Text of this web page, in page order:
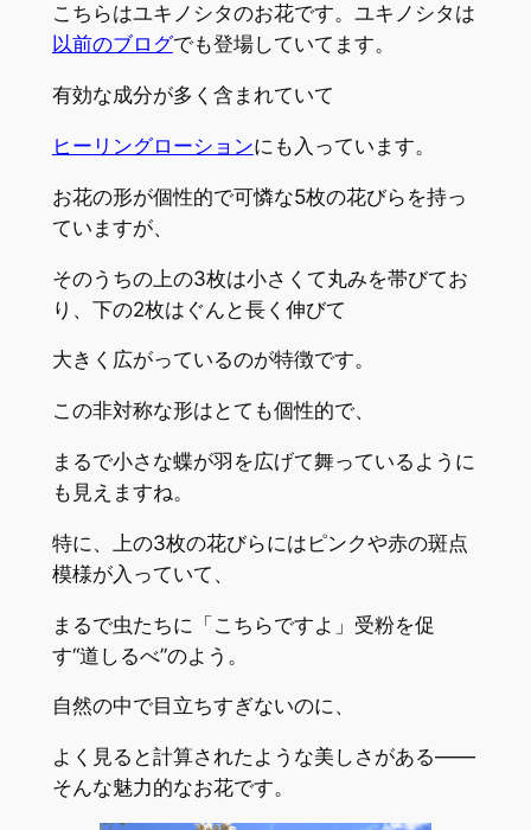
こちらはユキノシタのお花です。ユキノシタは
以前のブログでも登場していてます。
有効な成分が多く含まれていて
ヒーリングローションにも入っています。
お花の形が個性的で可憐な5枚の花びらを持っ
ていますが、
そのうちの上の3枚は小さくて丸みを帯びてお
り、下の2枚はぐんと長く伸びて
大きく広がっているのが特徴です。
この非対称な形はとても個性的で、
まるで小さな蝶が羽を広げて舞っているように
も見えますね。
特に、上の3枚の花びらにはピンクや赤の斑点
模様が入っていて、
まるで虫たちに「こちらですよ」受粉を促
す“道しるべ”のよう。
自然の中で目立ちすぎないのに、
よく見ると計算されたような美しさがある――
そんな魅力的なお花です。